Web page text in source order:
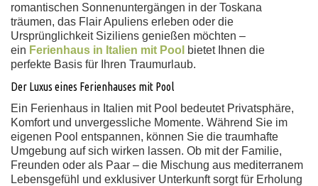
romantischen Sonnenuntergängen in der Toskana
träumen, das Flair Apuliens erleben oder die
Ursprünglichkeit Siziliens genießen möchten –
ein Ferienhaus in Italien mit Pool
bietet Ihnen die
perfekte Basis für Ihren Traumurlaub.
Der Luxus eines Ferienhauses mit Pool
Ein Ferienhaus in Italien mit Pool bedeutet Privatsphäre,
Komfort und unvergessliche Momente. Während Sie im
eigenen Pool entspannen, können Sie die traumhafte
Umgebung auf sich wirken lassen. Ob mit der Familie,
Freunden oder als Paar – die Mischung aus mediterranem
Lebensgefühl und exklusiver Unterkunft sorgt für Erholung